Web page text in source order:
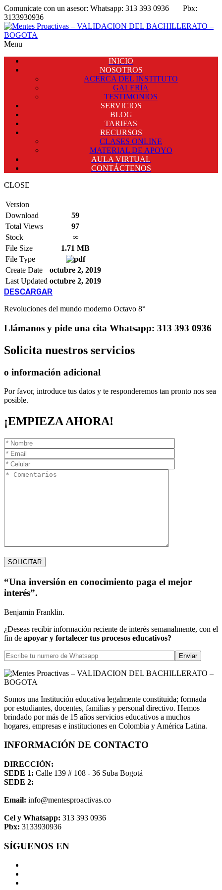
Comunicate con un asesor: Whatsapp: 313 393 0936 Pbx:
3133930936
Menu
INICIO
NOSOTROS
ACERCA DEL INSTITUTO
GALERÍA
TESTIMONIOS
SERVICIOS
BLOG
TARIFAS
RECURSOS
CLASES ONLINE
MATERIAL DE APOYO
AULA VIRTUAL
CONTÁCTENOS
CLOSE
Version
Download
59
Total Views
97
Stock
∞
File Size
1.71 MB
File Type
Create Date
octubre 2, 2019
Last Updated octubre 2, 2019
DESCARGAR
Revoluciones del mundo moderno Octavo 8°
Llámanos y pide una cita Whatsapp: 313 393 0936
Solicita nuestros servicios
o información adicional
Por favor, introduce tus datos y te responderemos tan pronto nos sea
posible.
¡EMPIEZA AHORA!
“Una inversión en conocimiento paga el mejor
interés”.
Benjamin Franklin.
¿Deseas recibir información reciente de interés semanalmente, con el
fin de apoyar y fortalecer tus procesos educativos?
Somos una Institución educativa legalmente constituida; formada
por estudiantes, docentes, familias y personal directivo. Hemos
brindado por más de 15 años servicios educativos a muchos
hogares, empresas e instituciones en Colombia y América Latina.
INFORMACIÓN DE CONTACTO
DIRECCIÓN:
SEDE 1: Calle 139 # 108 - 36 Suba Bogotá
SEDE 2:
Email: info@mentesproactivas.co
Cel y Whatsapp: 313 393 0936
Pbx: 3133930936
SÍGUENOS EN